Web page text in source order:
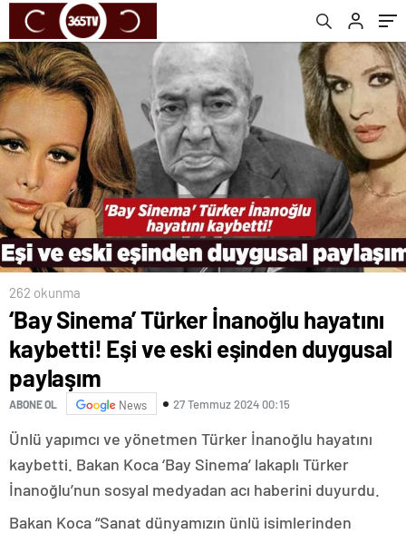
paylaşım
262 okunma
‘Bay Sinema’ Türker İnanoğlu hayatını
kaybetti! Eşi ve eski eşinden duygusal
paylaşım
ABONE OL News 27 Temmuz 2024 00:15
Ünlü yapımcı ve yönetmen Türker İnanoğlu hayatını
kaybetti. Bakan Koca ‘Bay Sinema’ lakaplı Türker
İnanoğlu’nun sosyal medyadan acı haberini duyurdu.
Bakan Koca “Sanat dünyamızın ünlü isimlerinden